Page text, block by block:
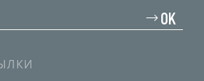
OK